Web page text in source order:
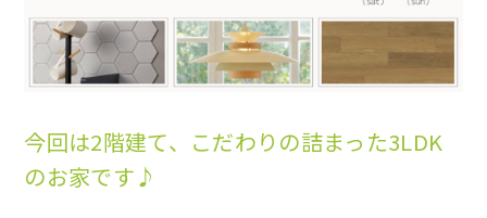
今回は2階建て、こだわりの詰まった3LDK
のお家です♪